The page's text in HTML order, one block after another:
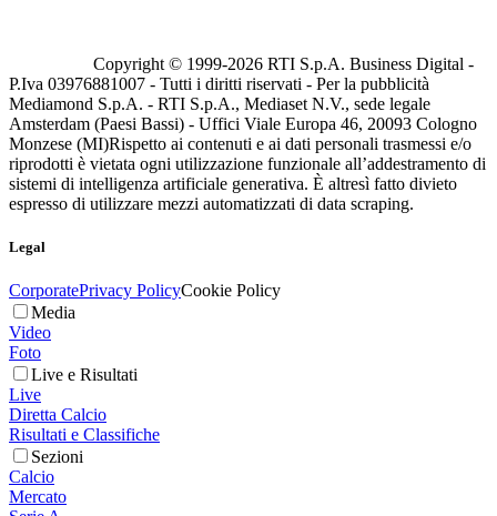
Copyright © 1999-2026 RTI S.p.A. Business Digital -
P.Iva 03976881007 - Tutti i diritti riservati - Per la pubblicità
Mediamond S.p.A. - RTI S.p.A., Mediaset N.V., sede legale
Amsterdam (Paesi Bassi) - Uffici Viale Europa 46, 20093 Cologno
Monzese (MI)Rispetto ai contenuti e ai dati personali trasmessi e/o
riprodotti è vietata ogni utilizzazione funzionale all’addestramento di
sistemi di intelligenza artificiale generativa. È altresì fatto divieto
espresso di utilizzare mezzi automatizzati di data scraping.
Legal
CorporatePrivacy PolicyCookie Policy
Media
Video
Foto
Live e Risultati
Live
Diretta Calcio
Risultati e Classifiche
Sezioni
Calcio
Mercato